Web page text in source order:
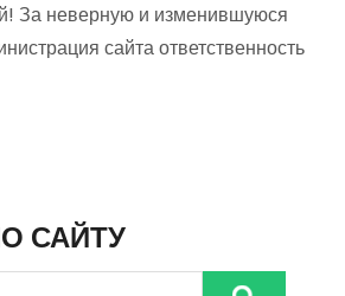
За неверную и изменившуюся
сайта ответственность
САЙТУ